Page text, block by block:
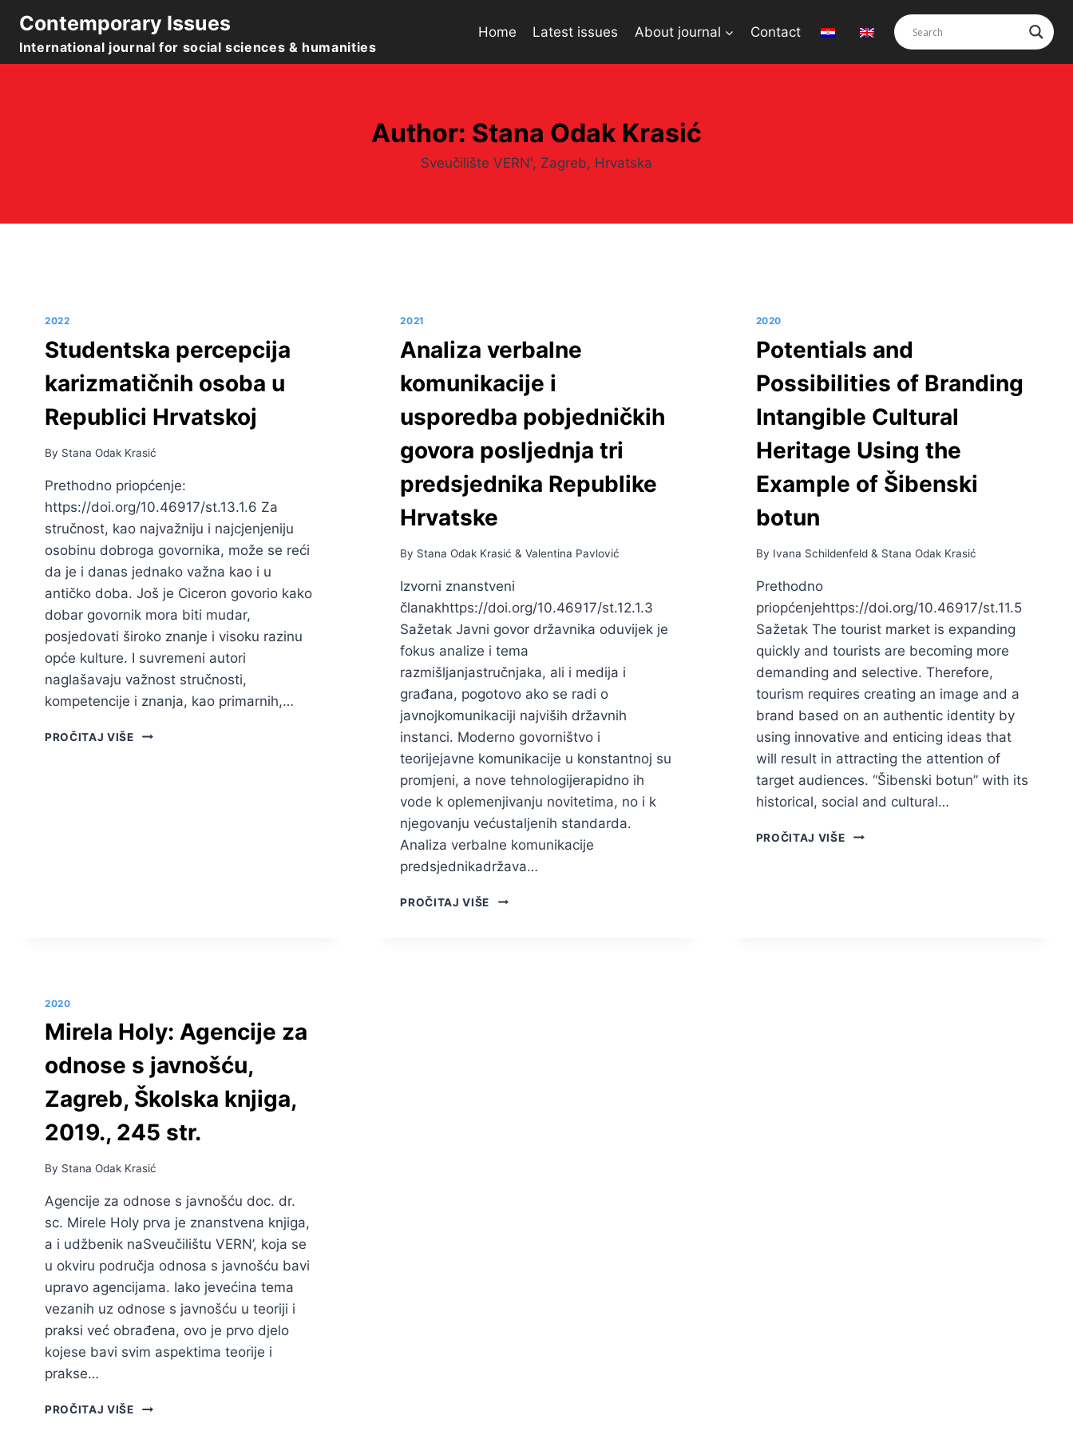
content
Contemporary Issues
International journal for social sciences & humanities
Home Latest issues About journal Contact
Author: Stana Odak Krasić
Sveučilište VERN', Zagreb, Hrvatska
2022
Studentska percepcija
karizmatičnih osoba u
Republici Hrvatskoj
By Stana Odak Krasić
Prethodno priopćenje:
https://doi.org/10.46917/st.13.1.6 Za
stručnost, kao najvažniju i najcjenjeniju
osobinu dobroga govornika, može se reći
da je i danas jednako važna kao i u
antičko doba. Još je Ciceron govorio kako
dobar govornik mora biti mudar,
posjedovati široko znanje i visoku razinu
opće kulture. I suvremeni autori
naglašavaju važnost stručnosti,
kompetencije i znanja, kao primarnih,…
PROČITAJ VIŠE
STUDENTSKA
2021
Analiza verbalne
komunikacije i
usporedba pobjedničkih
govora posljednja tri
predsjednika Republike
Hrvatske
By Stana Odak Krasić &Valentina Pavlović
Izvorni znanstveni
članakhttps://doi.org/10.46917/st.12.1.3
Sažetak Javni govor državnika oduvijek je
fokus analize i tema
razmišljanjastručnjaka, ali i medija i
građana, pogotovo ako se radi o
javnojkomunikaciji najviših državnih
instanci. Moderno govorništvo i
teorijejavne komunikacije u konstantnoj su
promjeni, a nove tehnologijerapidno ih
vode k oplemenjivanju novitetima, no i k
njegovanju većustaljenih standarda.
Analiza verbalne komunikacije
predsjednikadržava…
PROČITAJ VIŠE
ANALIZA
2020
Potentials and
Possibilities of Branding
Intangible Cultural
Heritage Using the
Example of Šibenski
botun
By Ivana Schildenfeld& Stana Odak Krasić
Prethodno
priopćenjehttps://doi.org/10.46917/st.11.5
Sažetak The tourist market is expanding
quickly and tourists are becoming more
demanding and selective. Therefore,
tourism requires creating an image and a
brand based on an authentic identity by
using innovative and enticing ideas that
will result in attracting the attention of
target audiences. “Šibenski botun” with its
historical, social and cultural…
PROČITAJ VIŠE
POTENTIALS
2020
Mirela Holy: Agencije za
odnose s javnošću,
Zagreb, Školska knjiga,
2019., 245 str.
By Stana Odak Krasić
Agencije za odnose s javnošću doc. dr.
sc. Mirele Holy prva je znanstvena knjiga,
a i udžbenik naSveučilištu VERN’, koja se
u okviru područja odnosa s javnošću bavi
upravo agencijama. Iako jevećina tema
vezanih uz odnose s javnošću u teoriji i
praksi već obrađena, ovo je prvo djelo
kojese bavi svim aspektima teorije i
prakse…
PROČITAJ VIŠE
MIRELA